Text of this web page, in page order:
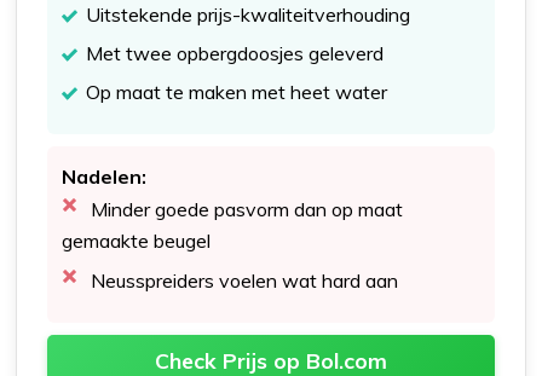
Uitstekende prijs-kwaliteitverhouding
Met twee opbergdoosjes geleverd
Op maat te maken met heet water
Nadelen:
Minder goede pasvorm dan op maat
gemaakte beugel
Neusspreiders voelen wat hard aan
Check Prijs op Bol.com